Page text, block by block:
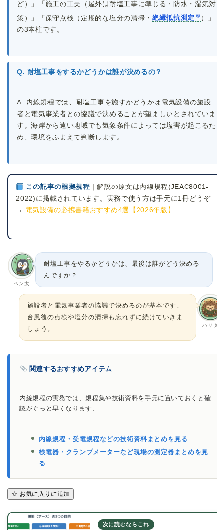
ど）」「施工の工夫（屋外は耐塩工事に準じる・防水・湿気対
策）」「保守点検（定期的な塩分の清掃・ 絶縁抵抗測定
）」
の3本柱です。
Q. 耐塩工事をするかどうかは誰が決めるの？
A. 内線規程では、耐塩工事を施すかどうかは電気設備の施設
者と電気事業者との協議で決めることが望ましいとされていま
す。海岸から遠い地域でも気象条件によっては塩害が起こるた
め、環境をふまえて判断します。
この記事の根拠規程 ｜解説の原文は内線規程(JEAC8001-
2022)に掲載されています。実務で使う方は手元に1冊どうぞ
→ 電気設備の必携書籍おすすめ4選【2026年版】
ペン太
耐塩工事をやるかどうかは、最後は誰がどう決める
んですか？
ハリ
施設者と電気事業者の協議で決めるのが基本です。
台風後の点検や塩分の清掃も忘れずに続けていきま
しょう。
関連するおすすめアイテム
内線規程の実務では、規程集や技術資料を手元に置いておくと確
認がぐっと早くなります。
内線規程・受電規程などの技術資料まとめを見る
検電器・クランプメーターなど現場の測定器まとめを見
る
☆ お気に入りに追加
次に読むならこれ